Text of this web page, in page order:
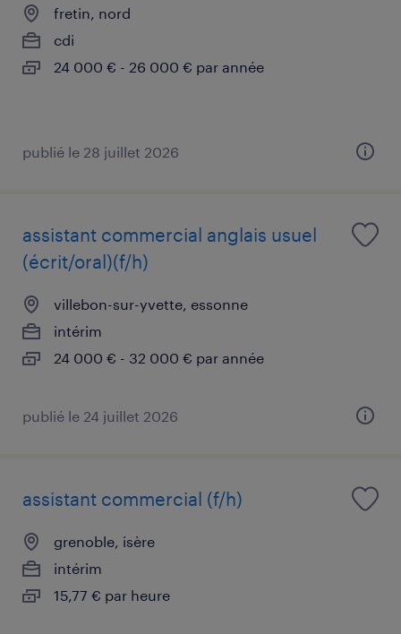
fretin, nord
cdi
24 000 € - 26 000 € par année
publié le 28 juillet 2026
assistant commercial anglais usuel
(écrit/oral)(f/h)
villebon-sur-yvette, essonne
intérim
24 000 € - 32 000 € par année
publié le 24 juillet 2026
assistant commercial (f/h)
grenoble, isère
intérim
15,77 € par heure